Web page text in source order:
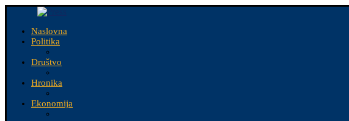
Naslovna
Politika
Društvo
Hronika
Ekonomija